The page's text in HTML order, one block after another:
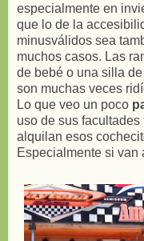
especialmente en
que lo de la
minusválidos sea
muchos casos. Las
de bebé o una silla
son muchas veces
Lo que veo un poco
uso de sus
alquilan esos
Especialmente si van